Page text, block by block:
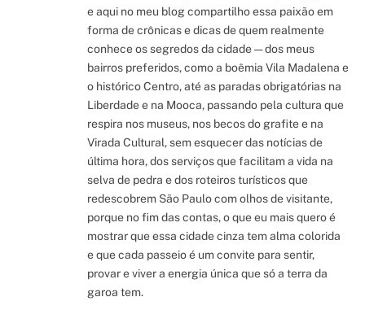
e aqui no meu blog compartilho essa paixão em
forma de crônicas e dicas de quem realmente
conhece os segredos da cidade — dos meus
bairros preferidos, como a boêmia Vila Madalena e
o histórico Centro, até as paradas obrigatórias na
Liberdade e na Mooca, passando pela cultura que
respira nos museus, nos becos do grafite e na
Virada Cultural, sem esquecer das notícias de
última hora, dos serviços que facilitam a vida na
selva de pedra e dos roteiros turísticos que
redescobrem São Paulo com olhos de visitante,
porque no fim das contas, o que eu mais quero é
mostrar que essa cidade cinza tem alma colorida
e que cada passeio é um convite para sentir,
provar e viver a energia única que só a terra da
garoa tem.